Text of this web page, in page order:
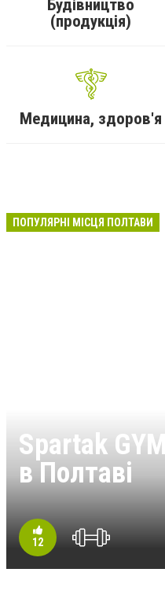
Будівництво
(продукція)
Медицина, здоров'я
ПОПУЛЯРНІ МІСЦЯ ПОЛТАВИ
Spartak
в Полтаві
12